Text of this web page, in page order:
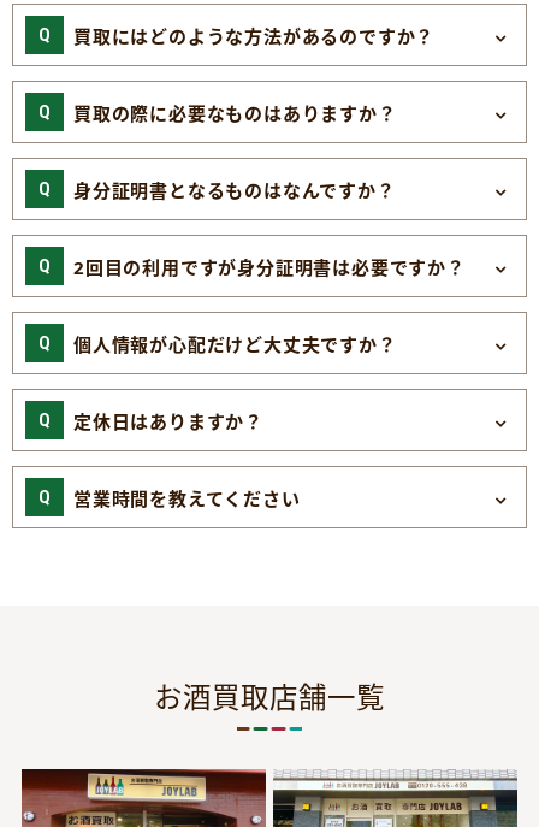
買取にはどのような方法があるのですか？
買取の際に必要なものはありますか？
身分証明書となるものはなんですか？
2回目の利用ですが身分証明書は必要ですか？
個人情報が心配だけど大丈夫ですか？
定休日はありますか？
営業時間を教えてください
お酒買取店舗一覧